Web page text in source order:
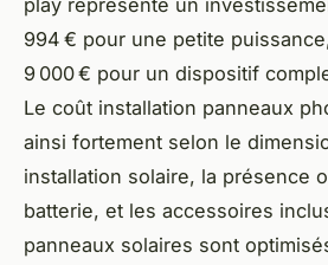
994 € pour une petite
9 000 € pour un dispositif
Le coût installation panneaux
ainsi fortement selon le
installation solaire, la présence
batterie, et les accessoires
panneaux solaires sont